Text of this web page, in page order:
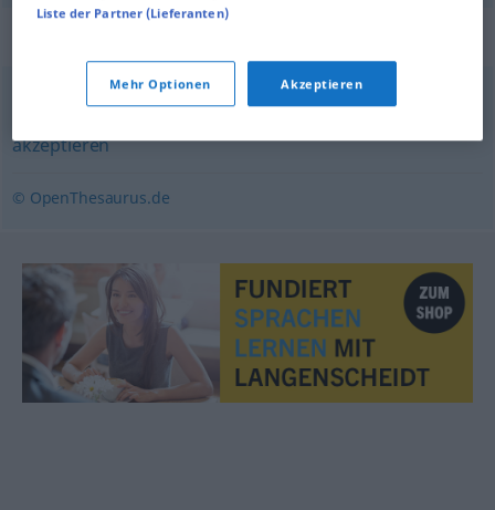
kapieren (ugs.),annehmen, erkennen,verstehen
akzeptieren
© OpenThesaurus.de
Liste der Partner (Lieferanten)
Mehr Optionen Akzeptieren